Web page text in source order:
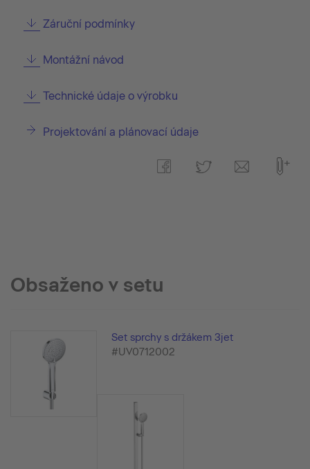
Záruční podmínky
Montážní návod
Technické údaje o výrobku
Projektování a plánovací údaje
Obsaženo v setu
Set sprchy s držákem 3jet
#UV0712002